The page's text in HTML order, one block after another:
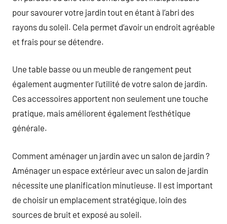
pour savourer votre jardin tout en étant à l’abri des
rayons du soleil. Cela permet d’avoir un endroit agréable
et frais pour se détendre.
Une table basse ou un meuble de rangement peut
également augmenter l’utilité de votre salon de jardin.
Ces accessoires apportent non seulement une touche
pratique, mais améliorent également l’esthétique
générale.
Comment aménager un jardin avec un salon de jardin ?
Aménager un espace extérieur avec un salon de jardin
nécessite une planification minutieuse. Il est important
de choisir un emplacement stratégique, loin des
sources de bruit et exposé au soleil.